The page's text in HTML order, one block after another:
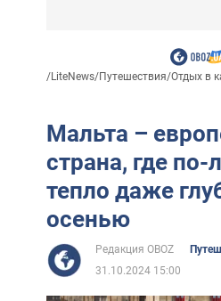
/LiteNews/Путешествия/Отдых в
Мальта –
страна, где по-
тепло даже
осенью
Редакция OBOZ
31.10.2024 15:00